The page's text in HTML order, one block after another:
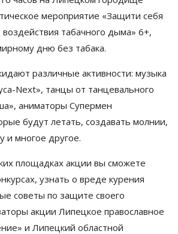
мероприятие «Защити себя
воздействия табачного дыма» 6+,
дню без табака.
различные активности: музыка
Next», танцы от танцевального
», аниматоры Супермен
будут летать, создавать молнии,
и многое другое.
площадках акции вы сможете
узнать о вреде курения
советы по защите своего
акции Липецкое православное
» и Липецкий областной